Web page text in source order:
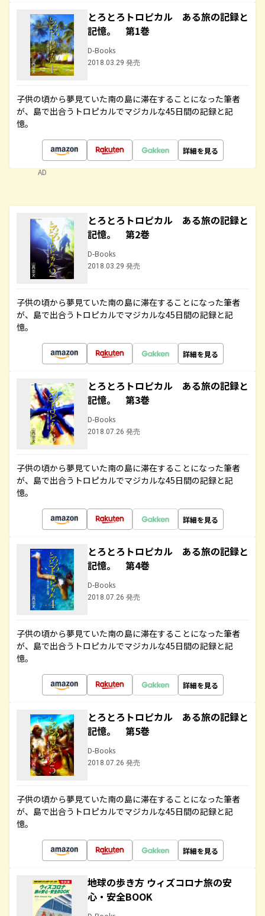
とろとろトロピカル ある旅の記録と
記憶。 第1巻
D-Books
2018.03.29 発売
子供の頃から夢見ていた南の島に滞在することになった筆者
が、島で出合うトロピカルでマジカルな45日間の記録と記
憶。
詳細を見る
AD
とろとろトロピカル ある旅の記録と
記憶。 第2巻
D-Books
2018.03.29 発売
子供の頃から夢見ていた南の島に滞在することになった筆者
が、島で出合うトロピカルでマジカルな45日間の記録と記
憶。
詳細を見る
とろとろトロピカル ある旅の記録と
記憶。 第3巻
D-Books
2018.07.26 発売
子供の頃から夢見ていた南の島に滞在することになった筆者
が、島で出合うトロピカルでマジカルな45日間の記録と記
憶。
詳細を見る
とろとろトロピカル ある旅の記録と
記憶。 第4巻
D-Books
2018.07.26 発売
子供の頃から夢見ていた南の島に滞在することになった筆者
が、島で出合うトロピカルでマジカルな45日間の記録と記
憶。
詳細を見る
とろとろトロピカル ある旅の記録と
記憶。 第5巻
D-Books
2018.07.26 発売
子供の頃から夢見ていた南の島に滞在することになった筆者
が、島で出合うトロピカルでマジカルな45日間の記録と記
憶。
詳細を見る
地球の歩き方 ウィズコロナ旅の安
心・安全BOOK